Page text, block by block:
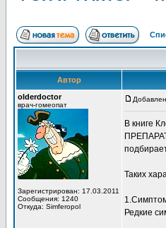
Автор
olderdoctor
врач-гомеопат
Зарегистрирован: 17.03.2011
Сообщения: 1240
Откуда: Simferopol
В книге
Таких
Редкие